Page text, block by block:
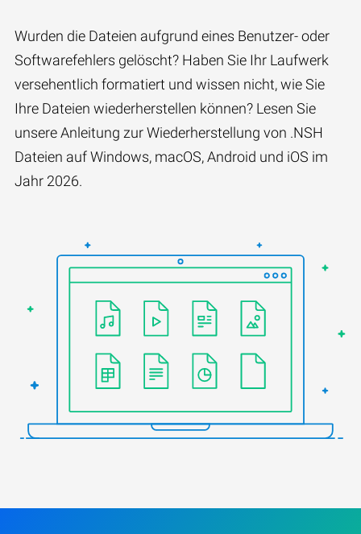
Wurden die Dateien aufgrund eines Benutzer- oder
Softwarefehlers gelöscht? Haben Sie Ihr Laufwerk
versehentlich formatiert und wissen nicht, wie Sie
Ihre Dateien wiederherstellen können? Lesen Sie
unsere Anleitung zur Wiederherstellung von .NSH
Dateien auf Windows, macOS, Android und iOS im
Jahr 2026.